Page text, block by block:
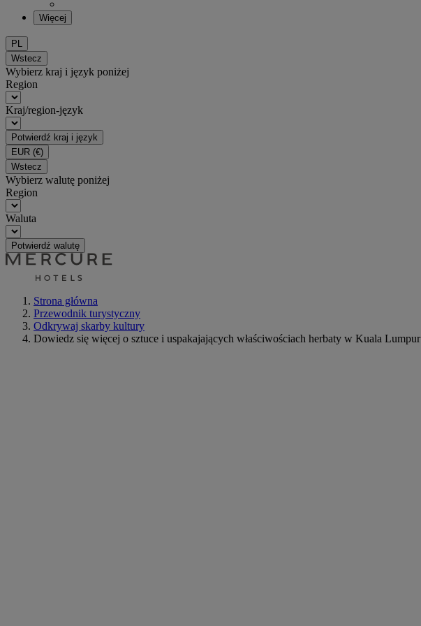
Więcej
PL
Wstecz
Wybierz kraj i język poniżej
Region
Kraj/region-język
Potwierdź kraj i język
EUR (€)
Wstecz
Wybierz walutę poniżej
Region
Waluta
Potwierdź walutę
Strona główna
Przewodnik turystyczny
Odkrywaj skarby kultury
Dowiedz się więcej o sztuce i uspakajających właściwościach herbaty w Kuala Lumpur